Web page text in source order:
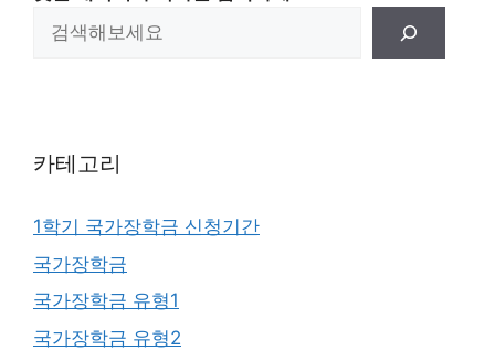
카테고리
1학기 국가장학금 신청기간
국가장학금
국가장학금 유형1
국가장학금 유형2